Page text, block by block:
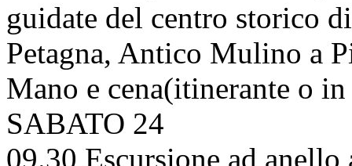
guidate del centro storico
Petagna, Antico Mulino a
Mano e cena(itinerante o
SABATO 24
09.30 Escursione ad